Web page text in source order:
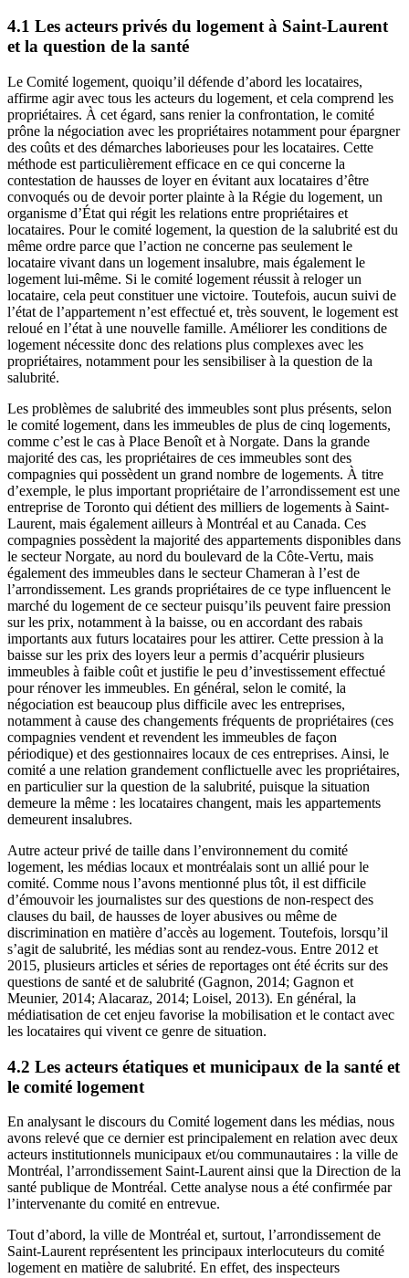
4.1 Les acteurs privés du logement à Saint-Laurent
et la question de la santé
Le Comité logement, quoiqu’il défende d’abord les locataires,
affirme agir avec tous les acteurs du logement, et cela comprend les
propriétaires. À cet égard, sans renier la confrontation, le comité
prône la négociation avec les propriétaires notamment pour épargner
des coûts et des démarches laborieuses pour les locataires. Cette
méthode est particulièrement efficace en ce qui concerne la
contestation de hausses de loyer en évitant aux locataires d’être
convoqués ou de devoir porter plainte à la Régie du logement, un
organisme d’État qui régit les relations entre propriétaires et
locataires. Pour le comité logement, la question de la salubrité est du
même ordre parce que l’action ne concerne pas seulement le
locataire vivant dans un logement insalubre, mais également le
logement lui-même. Si le comité logement réussit à reloger un
locataire, cela peut constituer une victoire. Toutefois, aucun suivi de
l’état de l’appartement n’est effectué et, très souvent, le logement est
reloué en l’état à une nouvelle famille. Améliorer les conditions de
logement nécessite donc des relations plus complexes avec les
propriétaires, notamment pour les sensibiliser à la question de la
salubrité.
Les problèmes de salubrité des immeubles sont plus présents, selon
le comité logement, dans les immeubles de plus de cinq logements,
comme c’est le cas à Place Benoît et à Norgate. Dans la grande
majorité des cas, les propriétaires de ces immeubles sont des
compagnies qui possèdent un grand nombre de logements. À titre
d’exemple, le plus important propriétaire de l’arrondissement est une
entreprise de Toronto qui détient des milliers de logements à Saint-
Laurent, mais également ailleurs à Montréal et au Canada. Ces
compagnies possèdent la majorité des appartements disponibles dans
le secteur Norgate, au nord du boulevard de la Côte-Vertu, mais
également des immeubles dans le secteur Chameran à l’est de
l’arrondissement. Les grands propriétaires de ce type influencent le
marché du logement de ce secteur puisqu’ils peuvent faire pression
sur les prix, notamment à la baisse, ou en accordant des rabais
importants aux futurs locataires pour les attirer. Cette pression à la
baisse sur les prix des loyers leur a permis d’acquérir plusieurs
immeubles à faible coût et justifie le peu d’investissement effectué
pour rénover les immeubles. En général, selon le comité, la
négociation est beaucoup plus difficile avec les entreprises,
notamment à cause des changements fréquents de propriétaires (ces
compagnies vendent et revendent les immeubles de façon
périodique) et des gestionnaires locaux de ces entreprises. Ainsi, le
comité a une relation grandement conflictuelle avec les propriétaires,
en particulier sur la question de la salubrité, puisque la situation
demeure la même : les locataires changent, mais les appartements
demeurent insalubres.
Autre acteur privé de taille dans l’environnement du comité
logement, les médias locaux et montréalais sont un allié pour le
comité. Comme nous l’avons mentionné plus tôt, il est difficile
d’émouvoir les journalistes sur des questions de non-respect des
clauses du bail, de hausses de loyer abusives ou même de
discrimination en matière d’accès au logement. Toutefois, lorsqu’il
s’agit de salubrité, les médias sont au rendez-vous. Entre 2012 et
2015, plusieurs articles et séries de reportages ont été écrits sur des
questions de santé et de salubrité (Gagnon, 2014; Gagnon et
Meunier, 2014; Alacaraz, 2014; Loisel, 2013). En général, la
médiatisation de cet enjeu favorise la mobilisation et le contact avec
les locataires qui vivent ce genre de situation.
4.2 Les acteurs étatiques et municipaux de la santé et
le comité logement
En analysant le discours du Comité logement dans les médias, nous
avons relevé que ce dernier est principalement en relation avec deux
acteurs institutionnels municipaux et/ou communautaires : la ville de
Montréal, l’arrondissement Saint-Laurent ainsi que la Direction de la
santé publique de Montréal. Cette analyse nous a été confirmée par
l’intervenante du comité en entrevue.
Tout d’abord, la ville de Montréal et, surtout, l’arrondissement de
Saint-Laurent représentent les principaux interlocuteurs du comité
logement en matière de salubrité. En effet, des inspecteurs